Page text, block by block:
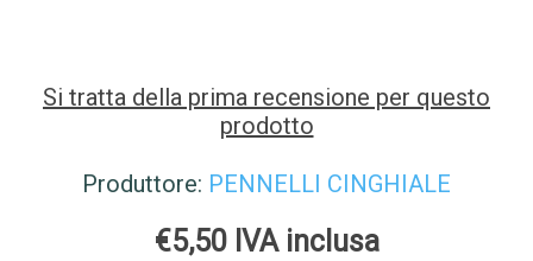
Si tratta della prima recensione per questo
prodotto
Produttore: PENNELLI CINGHIALE
€5,50 IVA inclusa